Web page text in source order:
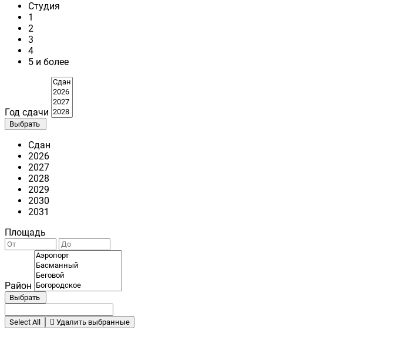
Студия
1
2
3
4
5 и более
Год сдачи
Выбрать
Сдан
2026
2027
2028
2029
2030
2031
Площадь
Район
Выбрать
Select All Удалить выбранные